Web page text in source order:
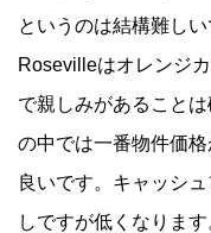
というのは結構難し
Rosevilleはオレンジ
で親しみがあること
の中では一番物件価
良いです。キャッシ
しですが低くなりま